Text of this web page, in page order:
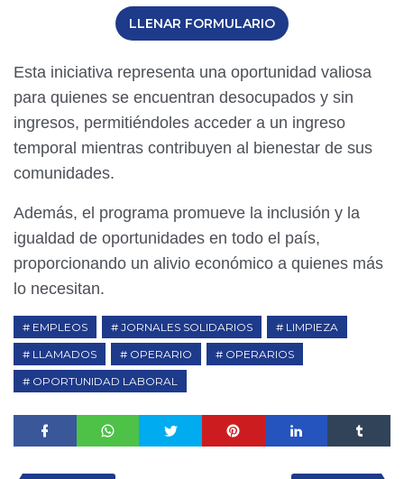
LLENAR FORMULARIO
Esta iniciativa representa una oportunidad valiosa
para quienes se encuentran desocupados y sin
ingresos, permitiéndoles acceder a un ingreso
temporal mientras contribuyen al bienestar de sus
comunidades.
Además, el programa promueve la inclusión y la
igualdad de oportunidades en todo el país,
proporcionando un alivio económico a quienes más
lo necesitan.
EMPLEOS JORNALES SOLIDARIOS
LIMPIEZA
LLAMADOS
OPERARIO
OPERARIOS
OPORTUNIDAD LABORAL